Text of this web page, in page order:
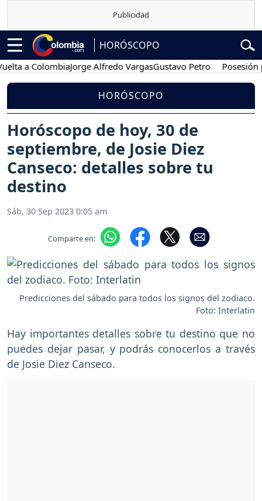
HORÓSCOPO
ColombiaJorge Alfredo VargasGustavo Petro Posesión
HORÓSCOPO
Horóscopo de hoy, 30 de
septiembre, de Josie Diez
Canseco: detalles sobre tu
destino
Sáb, 30 Sep 2023 0:05 am
Comparte en:
Predicciones del sábado para todos los signos del zodiaco.
Foto: Interlatin
Hay importantes detalles sobre tu destino que no
puedes dejar pasar, y podrás conocerlos a través
de Josie Diez Canseco.